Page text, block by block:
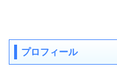
プロフィール